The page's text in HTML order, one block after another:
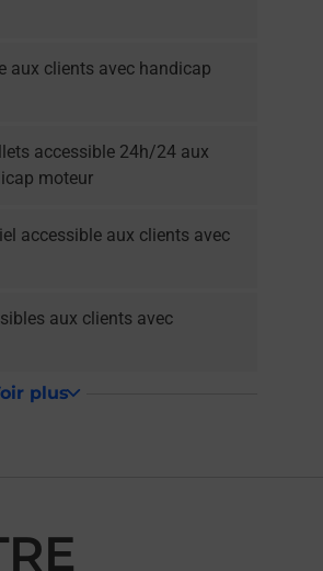
aux clients avec handicap
accessible 24h/24 aux
moteur
accessible aux clients avec
aux clients avec
plus